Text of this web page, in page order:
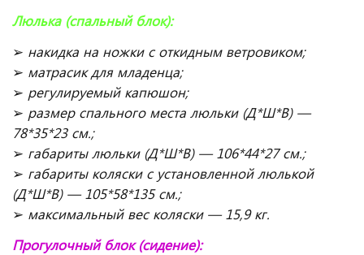
Люлька (спальный блок):
➢ накидка на ножки с откидным ветровиком;
➢ матрасик для младенца;
➢ регулируемый капюшон;
➢ размер спального места люльки (Д*Ш*В) —
78*35*23 см.;
➢ габариты люльки (Д*Ш*В) — 106*44*27 см.;
➢ габариты коляски с установленной люлькой
(Д*Ш*В) — 105*58*135 см.;
➢ максимальный вес коляски — 15,9 кг.
Прогулочный блок (сидение):